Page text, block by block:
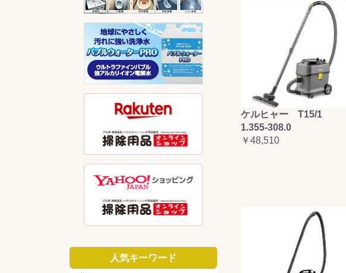
人気キーワード
ケルヒャー T15/1
1.355-308.0
￥48,510